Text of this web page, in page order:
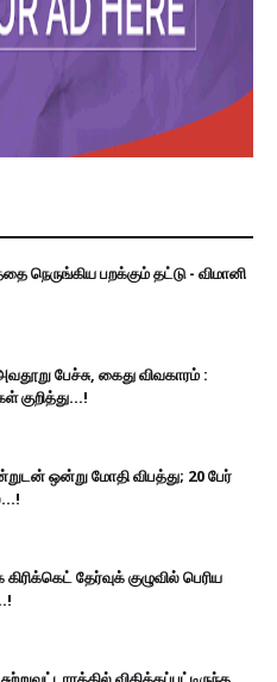
நெருங்கிய பறக்கும் தட்டு - விமானி
பேச்சு, கைது விவகாரம் :
ஒன்று மோதி விபத்து; 20 பேர்
தேர்வுக் குழுவில் பெரிய